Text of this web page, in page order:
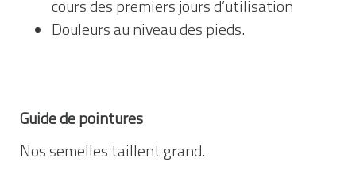
cours des premiers jours d’utilisation
Douleurs au niveau des pieds.
Guide de pointures
Nos semelles taillent grand.